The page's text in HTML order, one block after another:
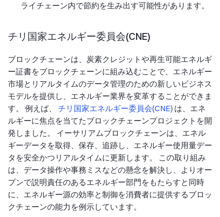
ライチェーン内で節約を生み出す可能性があります。
チリ国家エネルギー委員会(CNE)
ブロックチェーンは、炭素クレジットや再生可能エネルギ
ー証書をブロックチェーンに組み込むことで、エネルギー
市場とリアルタイムのデータ管理のための新しいビジネス
モデルを提供し、エネルギー業界を変革することができま
す。 例えば、 チリ国家エネルギー委員会(CNE) は、エネ
ルギーに焦点を当てたブロックチェーンプロジェクトを開
発しました。 イーサリアムブロックチェーンは、エネル
ギーデータを取得、保存、追跡し、エネルギー使用量デー
タを安全かつリアルタイムに更新します。 この取り組み
は、データ操作や事務ミスなどの懸念を解決し、よりオー
プンで説明責任のあるエネルギー部門をもたらすと同時
に、エネルギー源の効率と制御を消費者に提供するブロッ
クチェーンの能力を例示しています。